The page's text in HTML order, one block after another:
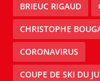
BRIEUC RIGAUD
CHRISTOPHE
CORONAVIRUS
COUPE DE SKI DU